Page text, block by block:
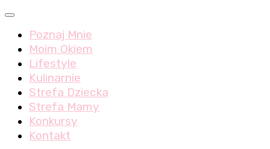
Skip
content
Menu
Poznaj Mnie
Moim Okiem
Lifestyle
Kulinarnie
Strefa Dziecka
Strefa Mamy
Konkursy
Kontakt